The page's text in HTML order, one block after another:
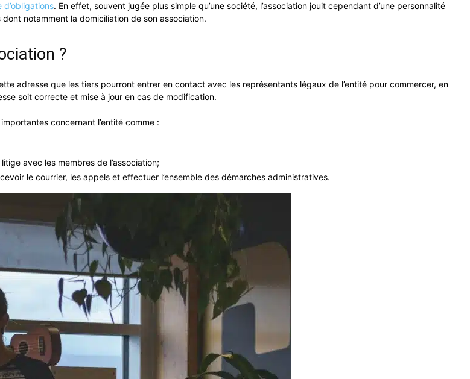
d’obligations. En effet, souvent jugée plus simple qu’une société, l’association jouit cependant d’une personnalité
notamment la domiciliation de son association.
?
adresse que les tiers pourront entrer en contact avec les représentants légaux de l’entité pour commercer, en
soit correcte et mise à jour en cas de modification.
concernant l’entité comme :
avec les membres de l’association;
le courrier, les appels et effectuer l’ensemble des démarches administratives.